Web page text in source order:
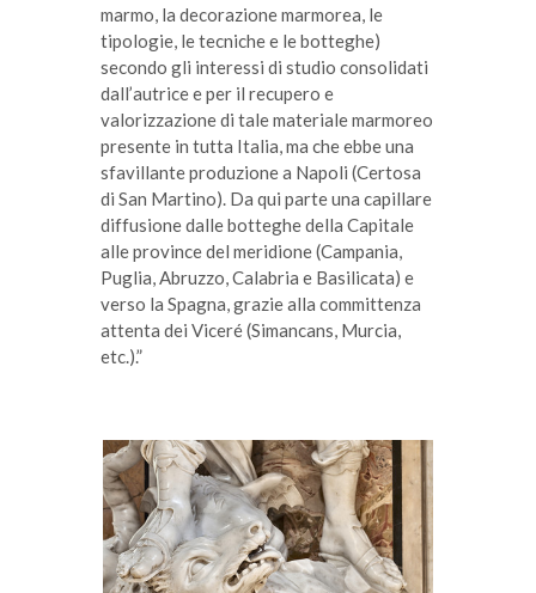
marmo, la decorazione marmorea, le
tipologie, le tecniche e le botteghe)
secondo gli interessi di studio consolidati
dall’autrice e per il recupero e
valorizzazione di tale materiale marmoreo
presente in tutta Italia, ma che ebbe una
sfavillante produzione a Napoli (Certosa
di San Martino). Da qui parte una capillare
diffusione dalle botteghe della Capitale
alle province del meridione (Campania,
Puglia, Abruzzo, Calabria e Basilicata) e
verso la Spagna, grazie alla committenza
attenta dei Viceré (Simancans, Murcia,
etc.).”